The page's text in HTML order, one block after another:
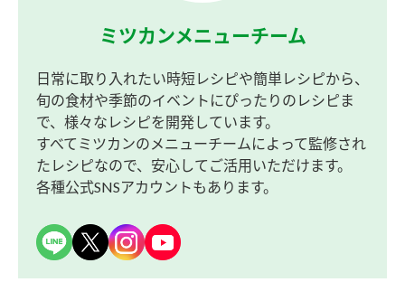
ミツカンメニューチーム
日常に取り入れたい時短レシピや簡単レシピから、
旬の食材や季節のイベントにぴったりのレシピま
で、様々なレシピを開発しています。
すべてミツカンのメニューチームによって監修され
たレシピなので、安心してご活用いただけます。
各種公式SNSアカウントもあります。